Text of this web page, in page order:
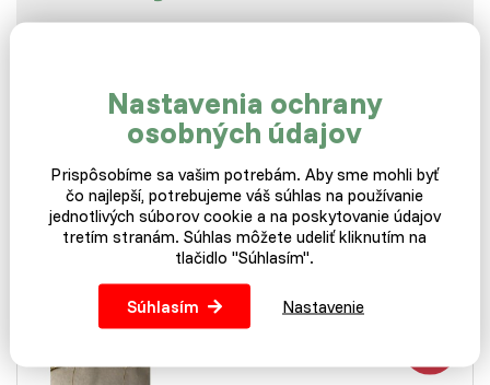
Ďalšie články
Súvisiace témy:chov kŕmenie Hrabavá hydina
MÁM SKLADEM
Nastavenia ochrany
osobných údajov
Prispôsobíme sa vašim potrebám. Aby sme mohli byť
čo najlepší, potrebujeme váš súhlas na používanie
jednotlivých súborov cookie a na poskytovanie údajov
tretím stranám. Súhlas môžete udeliť kliknutím na
tlačidlo "Súhlasím".
Súhlasím Nastavenie